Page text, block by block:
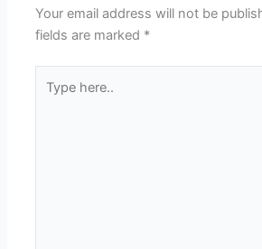
Your email address will not be
fields are marked *
here..